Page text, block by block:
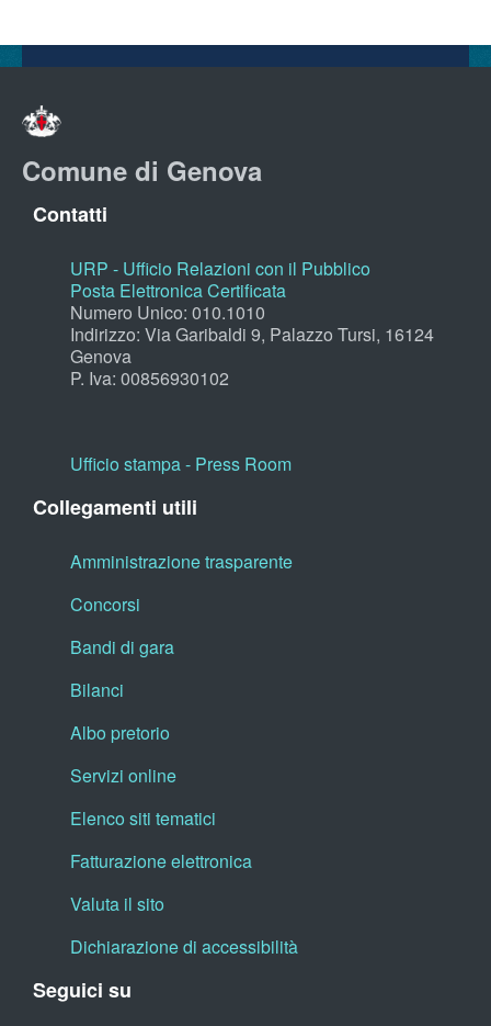
Comune di Genova
Contatti
URP - Ufficio Relazioni con il Pubblico
Posta Elettronica Certificata
Numero Unico: 010.1010
Indirizzo: Via Garibaldi 9, Palazzo Tursi, 16124
Genova
P. Iva: 00856930102
Ufficio stampa - Press Room
Collegamenti utili
Amministrazione trasparente
Concorsi
Bandi di gara
Bilanci
Albo pretorio
Servizi online
Elenco siti tematici
Fatturazione elettronica
Valuta il sito
Dichiarazione di accessibilità
Seguici su